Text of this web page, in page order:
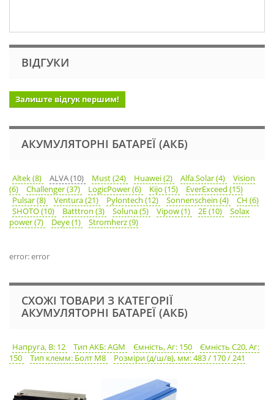
ВІДГУКИ
Залиште відгук першим!
АКУМУЛЯТОРНІ БАТАРЕЇ (АКБ)
Altek (8) ALVA (10) Must (24) Huawei (2) Alfa.Solar (4)
Vision
(6)
Challenger (37) LogicPower (6) Kijo (15)
EverExceed (15)
Pulsar (8)
Ventura (21) Pylontech (12) Sonnenschein (4)
CH (6)
SHOTO (10)
Batttron (3) Soluna (5) Vipow (1) 2E (10)
Solax
power (7)
Deye (1) Stromherz (9)
error: error
СХОЖІ ТОВАРИ З КАТЕГОРІЇ
АКУМУЛЯТОРНІ БАТАРЕЇ (АКБ)
Напруга, В: 12 Тип АКБ: AGM Ємність, Аг: 150
Ємність С20, Аг:
150
Тип клемм: Болт М8 Розміри (д/ш/в), мм: 483 / 170 / 241